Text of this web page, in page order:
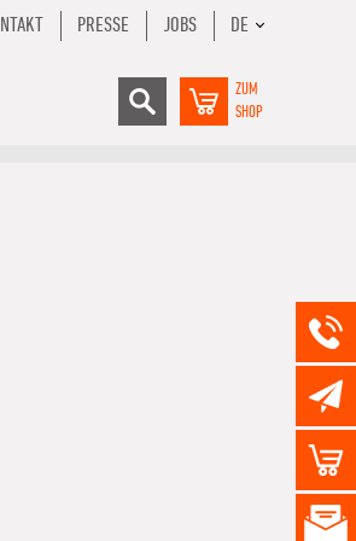
PRESSE JOBS DE
ZUM
SHOP